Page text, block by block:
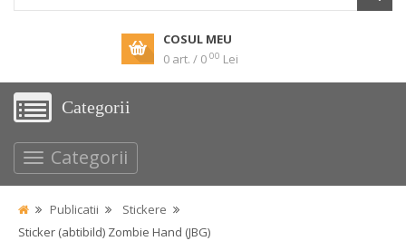
COSUL MEU
0 art. / 0 00 Lei
Categorii
Categorii
Publicatii
Stickere
Sticker (abtibild) Zombie Hand (JBG)